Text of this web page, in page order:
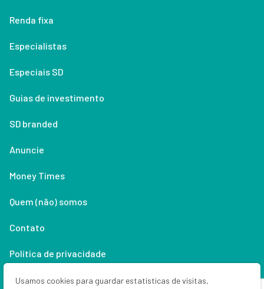
Renda fixa
Especialistas
Especiais SD
Guias de investimento
SD branded
Anuncie
Money Times
Quem (não) somos
Contato
Política de privacidade
Lifestyle
Usamos cookies para guardar estatísticas de visitas,